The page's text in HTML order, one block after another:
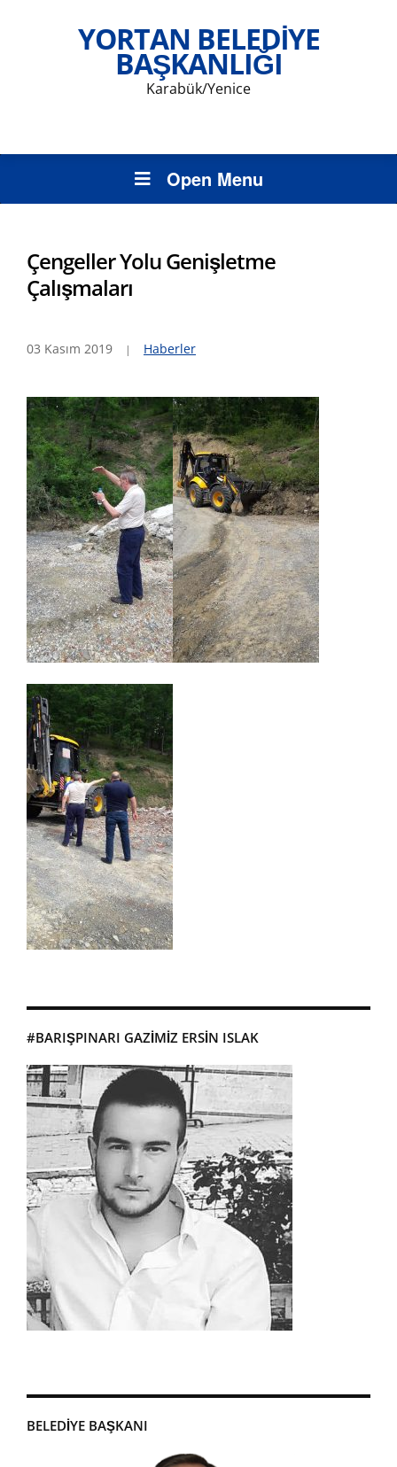
YORTAN BELEDIYE
BAŞKANLIĞI
Karabük/Yenice
Open Menu
BELEDIYE BAŞKANI
Çengeller Yolu Genişletme
Çalışmaları
03 Kasım 2019 Haberler
#BARIŞPINARI GAZIMIZ ERSIN ISLAK